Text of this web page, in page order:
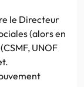
le Directeur
(alors en
UNOF